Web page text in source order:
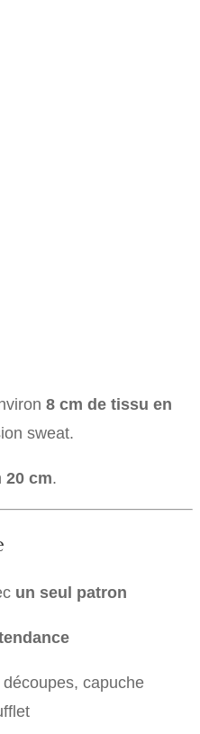
8 cm de tissu en
sweat.
20 cm.
un seul patron
découpes, capuche